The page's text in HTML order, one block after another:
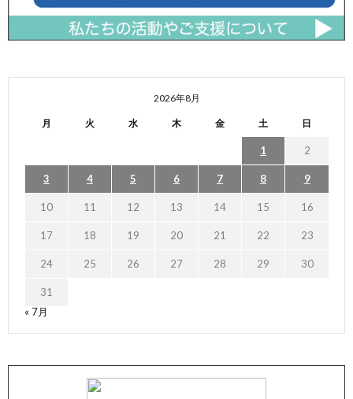
2026年8月
月 火 水 木 金 土 日
1 2
3 4 5 6 7 8 9
10 11 12 13 14 15 16
17 18 19 20 21 22 23
24 25 26 27 28 29 30
31
« 7月